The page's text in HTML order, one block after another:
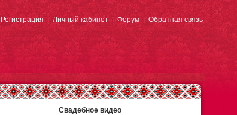
Регистрация| Личный кабинет|Форум| Обратная связь
Свадебное видео